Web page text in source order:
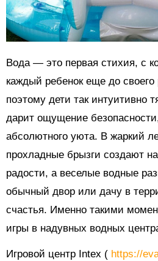
Вода — это первая стихия, с
каждый ребенок еще до
поэтому дети так интуитивно
дарит ощущение
абсолютного уюта. В жаркий
прохладные брызги создают
радости, а веселые водные
обычный двор или дачу в
счастья. Именно такими
игры в надувных водных
Игровой центр Intex ( https://